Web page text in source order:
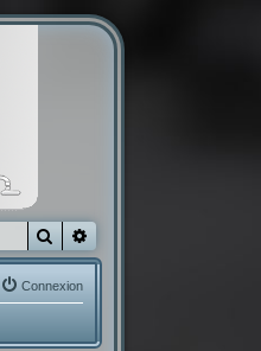
Rechercher
Connexion